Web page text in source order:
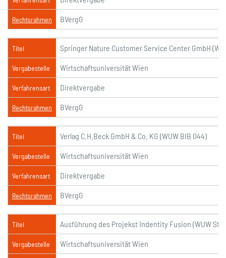
Rechtsrahmen BVergG
Titel Springer Nature Customer Service Center GmbH
Vergabestelle Wirtschaftsuniversität Wien
Verfahrensart Direktvergabe
Rechtsrahmen BVergG
Titel Verlag C.H.Beck GmbH & Co. KG (WUW BIB 044)
Vergabestelle Wirtschaftsuniversität Wien
Verfahrensart Direktvergabe
Rechtsrahmen BVergG
Titel Ausführung des Projekst Indentity Fusion (WUW
Vergabestelle Wirtschaftsuniversität Wien